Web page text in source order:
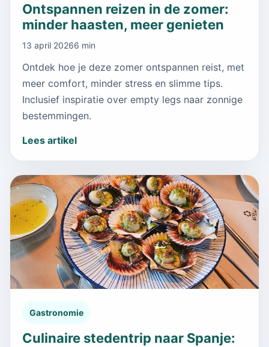
Ontspannen reizen in de zomer:
minder haasten, meer genieten
13 april 20266 min
Ontdek hoe je deze zomer ontspannen reist, met
meer comfort, minder stress en slimme tips.
Inclusief inspiratie over empty legs naar zonnige
bestemmingen.
Lees artikel
Gastronomie
Culinaire stedentrip naar Spanje: